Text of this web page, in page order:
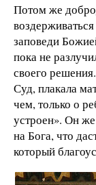
Потом же
заповеди
пока не
своего
Суд, плакала
чем, только о
устроен». Он
на Бога, что
который